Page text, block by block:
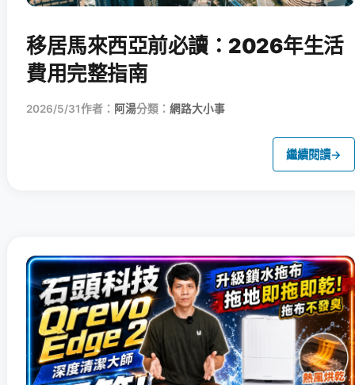
移居馬來西亞前必讀：2026年生活
費用完整指南
2026/5/31作者： 阿湯分類： 網路大小事
繼續閱讀→